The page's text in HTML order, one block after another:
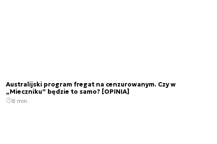
Australijski program fregat na cenzurowanym. Czy w
„Mieczniku” będzie to samo? [OPINIA]
8 min.